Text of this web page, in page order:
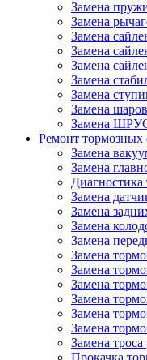
Замена
Замена
Замена
Замена
Замена
Замена
Замена
Замена
Замена
Ремонт тормозных
Замена
Замена
Замена
Замена
Замена
Замена
Замена
Замена
Замена
Замена
Замена
Замена
Замена
Прокачка